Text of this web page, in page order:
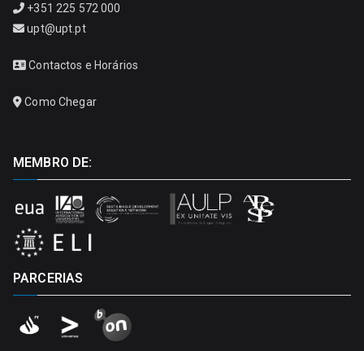
+351 225 572 000
upt@upt.pt
Contactos e Horários
Como Chegar
MEMBRO DE:
PARCERIAS